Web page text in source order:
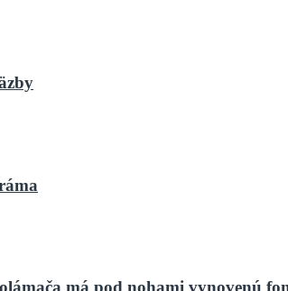
má pod nohami vynovenú